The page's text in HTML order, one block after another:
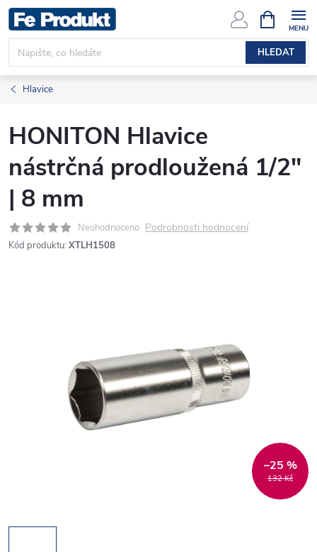
Přejít
na
obsah
HLEDAT
NÁKUPNÍ
KOŠÍK
Hlavice
HONITON Hlavice
nástrčná prodloužená 1/2"
| 8 mm
Neohodnoceno Podrobnosti hodnocení
Kód produktu: XTLH1508
132 Kč
–25 %